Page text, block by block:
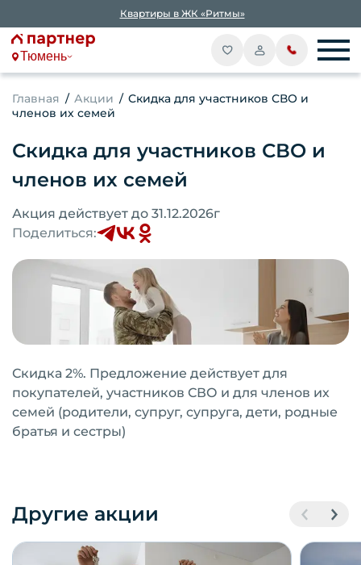
Квартиры в ЖК «Ритмы»
Тюмень
Главная Акции
Скидка для участников СВО и
членов их семей
Скидка для участников СВО и
членов их семей
Акция действует до 31.12.2026г
Поделиться:
Скидка 2%. Предложение действует для
покупателей, участников СВО и для членов их
семей (родители, супруг, супруга, дети, родные
братья и сестры)
Другие акции